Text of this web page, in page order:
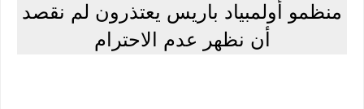
منظمو أولمبياد باريس يعتذرون لم نقصد
أن نظهر عدم الاحترام